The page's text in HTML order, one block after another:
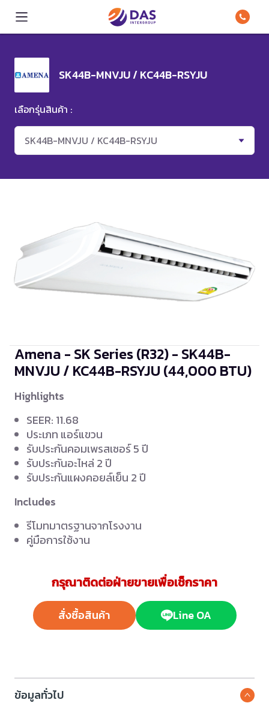
SK44B-MNVJU / KC44B-RSYJU
เลือกรุ่นสินค้า :
SK44B-MNVJU / KC44B-RSYJU
Amena - SK Series (R32) - SK44B-
MNVJU / KC44B-RSYJU (44,000 BTU)
Highlights
SEER: 11.68
ประเภท แอร์แขวน
รับประกันคอมเพรสเซอร์ 5 ปี
รับประกันอะไหล่ 2 ปี
รับประกันแผงคอยล์เย็น 2 ปี
Includes
รีโมทมาตรฐานจากโรงงาน
คู่มือการใช้งาน
กรุณาติดต่อฝ่ายขายเพื่อเช็กราคา
สั่งซื้อสินค้า Line OA
ข้อมูลทั่วไป